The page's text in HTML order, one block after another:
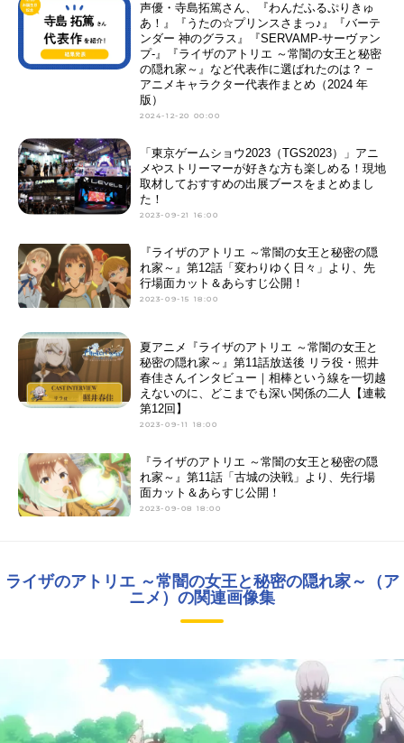
声優・寺島拓篤さん、『わんだふるぷりきゅ
あ！』『うたの☆プリンスさまっ♪』『バーテ
ンダー 神のグラス』『SERVAMP-サーヴァン
プ-』『ライザのアトリエ ～常闇の女王と秘密
の隠れ家～』など代表作に選ばれたのは？ −
アニメキャラクター代表作まとめ（2024 年
版）
2024-12-20 00:00
「東京ゲームショウ2023（TGS2023）」アニ
メやストリーマーが好きな方も楽しめる！現地
取材しておすすめの出展ブースをまとめまし
た！
2023-09-21 16:00
『ライザのアトリエ ～常闇の女王と秘密の隠
れ家～』第12話「変わりゆく日々」より、先
行場面カット＆あらすじ公開！
2023-09-15 18:00
夏アニメ『ライザのアトリエ ～常闇の女王と
秘密の隠れ家～』第11話放送後 リラ役・照井
春佳さんインタビュー｜相棒という線を一切越
えないのに、どこまでも深い関係の二人【連載
第12回】
2023-09-11 18:00
『ライザのアトリエ ～常闇の女王と秘密の隠
れ家～』第11話「古城の決戦」より、先行場
面カット＆あらすじ公開！
2023-09-08 18:00
ライザのアトリエ ～常闇の女王と秘密の隠れ家～（ア
ニメ）の関連画像集